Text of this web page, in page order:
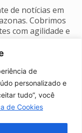
de
personalizado e
tudo”, você
de Cookies
de notícias em
Cobrimos
com agilidade e